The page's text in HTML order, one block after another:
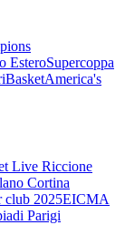
EsteroSupercoppa
BasketAmerica's
Live Riccione
Cortina
club 2025EICMA
Parigi